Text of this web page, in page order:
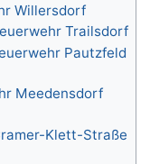
Willersdorf
Trailsdorf
Pautzfeld
Meedensdorf
Klett-Straße